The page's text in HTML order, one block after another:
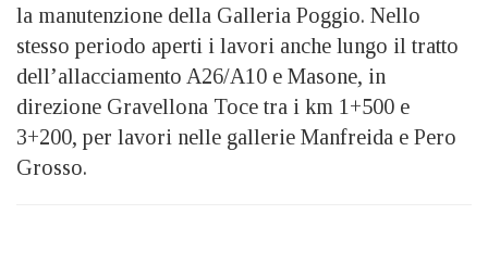
la manutenzione della Galleria Poggio. Nello
stesso periodo aperti i lavori anche lungo il tratto
dell’allacciamento A26/A10 e Masone, in
direzione Gravellona Toce tra i km 1+500 e
3+200, per lavori nelle gallerie Manfreida e Pero
Grosso.